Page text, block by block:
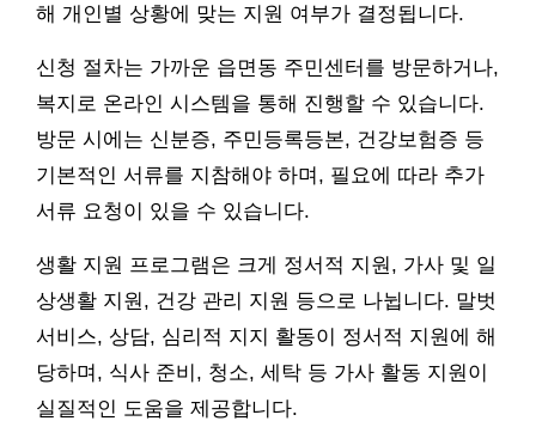
해 개인별 상황에 맞는 지원 여부가 결정됩니다.
신청 절차는 가까운 읍면동 주민센터를 방문하거나,
복지로 온라인 시스템을 통해 진행할 수 있습니다.
방문 시에는 신분증, 주민등록등본, 건강보험증 등
기본적인 서류를 지참해야 하며, 필요에 따라 추가
서류 요청이 있을 수 있습니다.
생활 지원 프로그램은 크게 정서적 지원, 가사 및 일
상생활 지원, 건강 관리 지원 등으로 나뉩니다. 말벗
서비스, 상담, 심리적 지지 활동이 정서적 지원에 해
당하며, 식사 준비, 청소, 세탁 등 가사 활동 지원이
실질적인 도움을 제공합니다.